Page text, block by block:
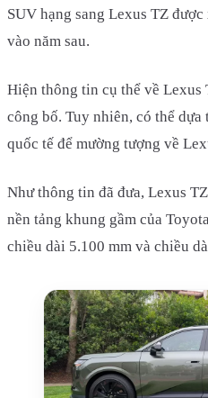
SUV hạng sang Lexus TZ
vào năm sau.
Hiện thông tin cụ thể về Lexus
công bố. Tuy nhiên, có thể
quốc tế để mường tượng về
Như thông tin đã đưa, Lexus
nền tảng khung gầm của
chiều dài 5.100 mm và chiều